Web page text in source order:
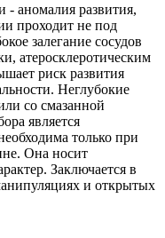
аномалия развития,
проходит не под
залегание сосудов
атеросклеротическим
риск развития
Неглубокие
со смазанной
является
только при
Она носит
Заключается в
и открытых